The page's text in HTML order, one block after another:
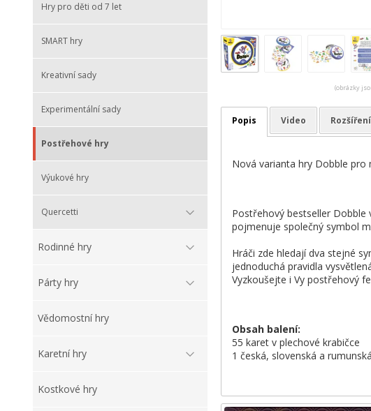
Hry pro děti od 7 let
SMART hry
Kreativní sady
Experimentální sady
Postřehové hry
Výukové hry
Quercetti
Rodinné hry
Párty hry
Vědomostní hry
Karetní hry
Kostkové hry
(obrázky
Popis Video
Nová varianta hry Dobble pro
Postřehový bestseller
pojmenuje společný symbol
Hráči zde hledají dva stejné
jednoduchá pravidla
Vyzkoušejte i Vy postřehový
Obsah balení:
55 karet v plechové krabičce
1 česká, slovenská a